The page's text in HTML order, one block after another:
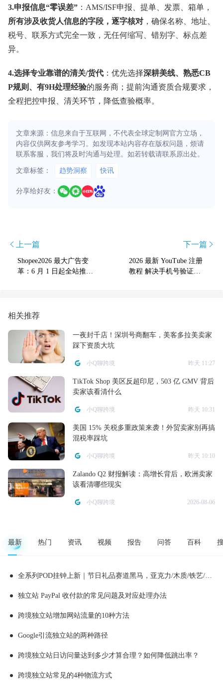
3.申报信息“零误差” ：AMS/ISF申报、提单、发票、箱单，
所有涉及收货人信息的字段，逐字核对 ，确保名称、地址、
税号、联系方式完全一致，无任何缩写、错别字、标点差
异。
4.选择专业靠谱的清关/货代 ：优先选择深耕美线、熟悉CB
P规则、有9H处理经验的服务商；提前沟通资质合规要求，
全程把控申报、清关环节，降低查验概率。
文章来源：信息来自于互联网，不代表全球定制网官方立场，
内容仅供网友参考学习。如发现本站内容存在版权问题，烦请
联系客服，我们将及时沟通与处理。如若转载请联系原出处。
文章标签： 趋势洞察 快讯
分享给好友：
上一篇
Shopee2026 最大广告变
革：6 月 1 日起全站推广
下一篇
2026 最新 YouTube 注册
教程 解决手机号验证失
相关推荐
一夜封千店！深圳号商翻车，美客多拉美卖家
踩下资质大坑
小Q聊跨境 昨天 11:27
TikTok Shop 美区反超印尼，503 亿 GMV 背后
卖家该看清什么
小Q聊跨境 昨天 10:31
美国 15% 关税多重政策来袭！外贸卖家别再搞
混税率踩坑
小Q聊跨境 昨天 10:10
Zalando Q2 财报解读：高增长背后，欧洲卖家
该看清哪些现实
小Q聊跨境 2026-08-06
最新 热门 资讯 视频 报告 问答 百科
全系列POD挂钟上新｜节日礼品赛道黑马，亚克力/木质/铁艺/ 玻璃挂钟选品全解析！
独立站 PayPal 收付款的常见问题及对应处理办法
跨境独立站增加网站流量的10种方法
Google引流独立站的两种路径
跨境独立站日访问量达到多少才算合理？如何降低跳出率？
跨境独立站常见的4种物流方式